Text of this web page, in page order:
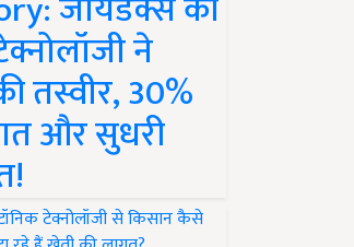
ने
तस्वीर, 30%
और सुधरी